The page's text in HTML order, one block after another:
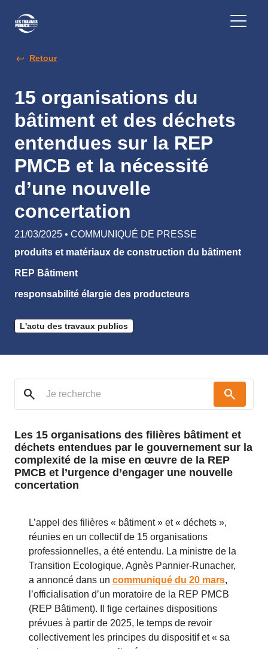
Retour
15 organisations du
bâtiment et des déchets
entendues sur la REP
PMCB et la nécessité
d’une nouvelle
concertation
21/03/2025 • COMMUNIQUÉ DE PRESSE
produits et matériaux de construction du bâtiment
REP Bâtiment
responsabilité élargie des producteurs
L'actu des travaux publics
search search
Les 15 organisations des filières bâtiment et
déchets entendues par le gouvernement sur la
complexité de la mise en œuvre de la REP
PMCB et l’urgence d’engager une nouvelle
concertation
L’appel des filières « bâtiment » et « déchets »,
réunies en un collectif de 15 organisations
professionnelles, a été entendu. La ministre de la
Transition Ecologique, Agnès Pannier-Runacher,
a annoncé dans un communiqué du 20 mars,
l’officialisation d’un moratoire de la REP PMCB
(REP Bâtiment). Il fige certaines dispositions
prévues à partir de 2025, le temps de revoir
collectivement les principes du dispositif et « sa